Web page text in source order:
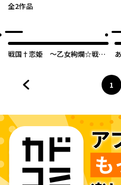
全2作品
戦国†恋姫 ～乙女絢爛☆戦国
ペ
1
へ